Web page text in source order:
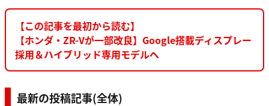
【この記事を最初から読む】
【ホンダ・ZR-Vが一部改良】Google搭載ディスプレー
採用＆ハイブリッド専用モデルへ
最新の投稿記事(全体)